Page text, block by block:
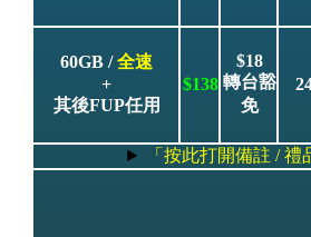
60GB /全速
+
其後FUP任用
$138
$18
轉台豁
免
「按此打開備註 / 禮